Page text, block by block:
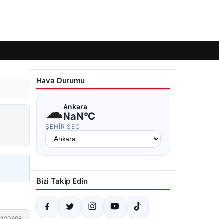
Hava Durumu
☁Ankara
NaN°C
ŞEHIR SEÇ
Bizi Takip Edin